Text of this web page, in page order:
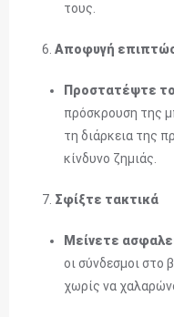
τους.
Αποφυγή
Προστατέψτε
πρόσκρουση της
τη διάρκεια της
κίνδυνο ζημιάς.
Σφίξτε τακτικά
Μείνετε
οι σύνδεσμοι στο
χωρίς να